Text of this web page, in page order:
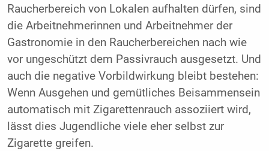
Raucherbereich von Lokalen aufhalten dürfen, sind
die Arbeitnehmerinnen und Arbeitnehmer der
Gastronomie in den Raucherbereichen nach wie
vor ungeschützt dem Passivrauch ausgesetzt. Und
auch die negative Vorbildwirkung bleibt bestehen:
Wenn Ausgehen und gemütliches Beisammensein
automatisch mit Zigarettenrauch assoziiert wird,
lässt dies Jugendliche viele eher selbst zur
Zigarette greifen.